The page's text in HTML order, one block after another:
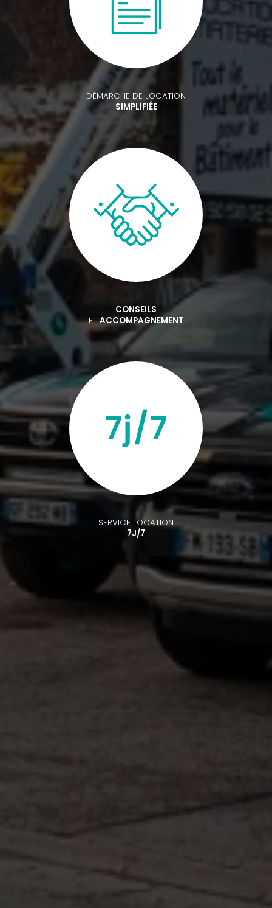
DÉMARCHE DE LOCATION
SIMPLIFIÉE
CONSEILS
ETACCOMPAGNEMENT
SERVICE LOCATION
7J/7